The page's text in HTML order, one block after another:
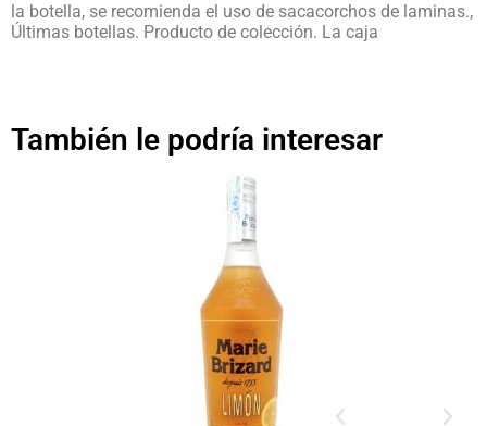
la botella, se recomienda el uso de sacacorchos de laminas.,
Últimas botellas. Producto de colección. La caja
También le podría interesar